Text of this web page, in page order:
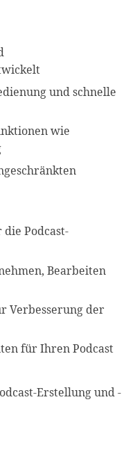
und schnelle
wie
Podcast-
Bearbeiten
Verbesserung der
für Ihren Podcast
Erstellung und -